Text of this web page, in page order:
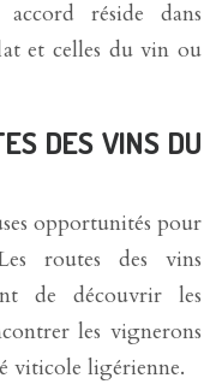
réside dans
et celles du vin ou
DES VINS DU
opportunités pour
routes des vins
de découvrir les
les vignerons
viticole ligérienne.